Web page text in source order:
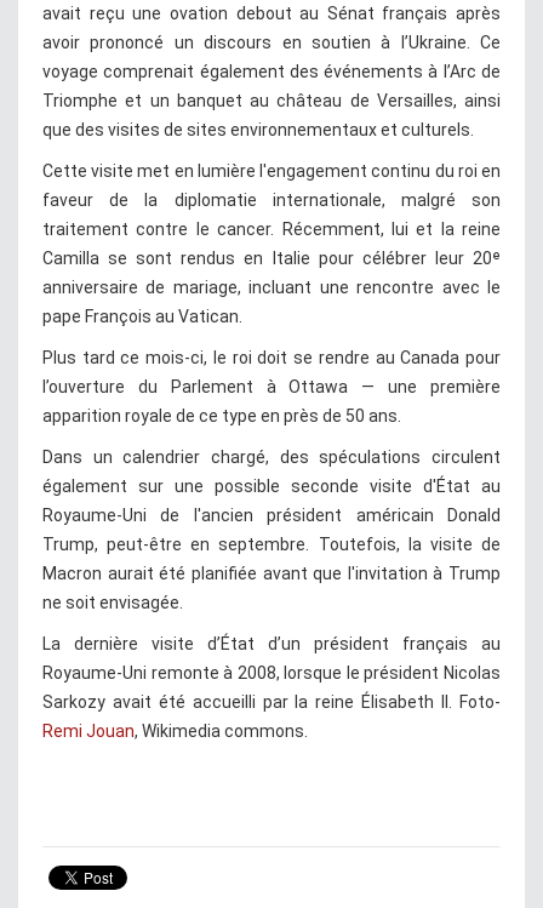
avait reçu une ovation debout au Sénat français après
avoir prononcé un discours en soutien à l’Ukraine. Ce
voyage comprenait également des événements à l’Arc de
Triomphe et un banquet au château de Versailles, ainsi
que des visites de sites environnementaux et culturels.
Cette visite met en lumière l'engagement continu du roi en
faveur de la diplomatie internationale, malgré son
traitement contre le cancer. Récemment, lui et la reine
Camilla se sont rendus en Italie pour célébrer leur 20ᵉ
anniversaire de mariage, incluant une rencontre avec le
pape François au Vatican.
Plus tard ce mois-ci, le roi doit se rendre au Canada pour
l’ouverture du Parlement à Ottawa — une première
apparition royale de ce type en près de 50 ans.
Dans un calendrier chargé, des spéculations circulent
également sur une possible seconde visite d'État au
Royaume-Uni de l'ancien président américain Donald
Trump, peut-être en septembre. Toutefois, la visite de
Macron aurait été planifiée avant que l'invitation à Trump
ne soit envisagée.
La dernière visite d’État d’un président français au
Royaume-Uni remonte à 2008, lorsque le président Nicolas
Sarkozy avait été accueilli par la reine Élisabeth II. Foto-
Remi Jouan, Wikimedia commons.